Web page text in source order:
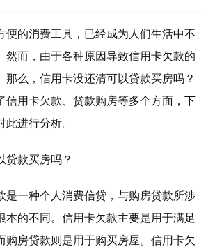
便的消费工具，已经成为人们生活中不
然而，由于各种原因导致信用卡欠款的
那么，信用卡没还清可以贷款买房吗？
信用卡欠款、贷款购房等多个方面，下
进行分析。
贷款买房吗？
是一种个人消费信贷，与购房贷款所涉
本的不同。信用卡欠款主要是用于满足
购房贷款则是用于购买房屋。信用卡欠